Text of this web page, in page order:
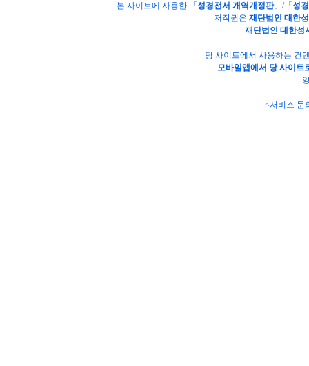
본 사이트에 사용한 「 성경전서 개역개정판」/「 성
저작권은 재단법인 대한
재단법인 대한성
당 사이트에서 사용하는 컨
모바일앱에서 당 사이트
<서비스 문